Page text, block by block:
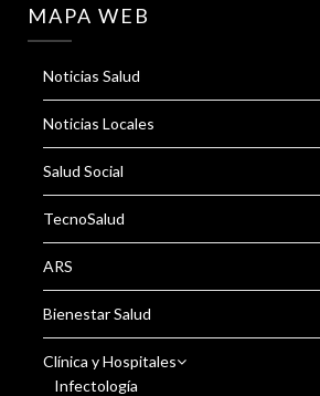
MAPA WEB
Noticias Salud
Noticias Locales
Salud Social
TecnoSalud
ARS
Bienestar Salud
Clínica y Hospitales
Infectología